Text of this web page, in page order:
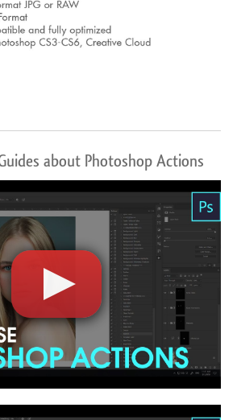
about Photoshop Actions